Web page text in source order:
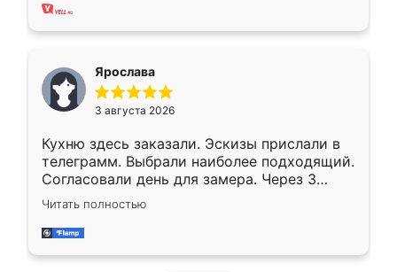
Ярослава
3 августа 2026
Кухню здесь заказали. Эскизы прислали в
телеграмм. Выбрали наиболее подходящий.
Согласовали день для замера. Через 3
недели кухня была уже готова. Остались
довольны работой. Спасибо Ренессанс
мебель за качественную работу!
Читать полностью